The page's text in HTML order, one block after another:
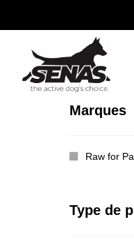
Marques
Raw for
Type de